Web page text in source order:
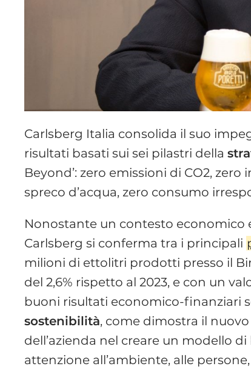
Carlsberg Italia consolida il suo
risultati basati sui sei pilastri della
Beyond’: zero emissioni di CO2,
spreco d’acqua, zero consumo
Nonostante un contesto economico
Carlsberg si conferma tra i principali
milioni di ettolitri prodotti presso il
del 2,6% rispetto al 2023, e con un
buoni risultati economico-finanziari
sostenibilità, come dimostra il
dell’azienda nel creare un modello
attenzione all’ambiente, alle